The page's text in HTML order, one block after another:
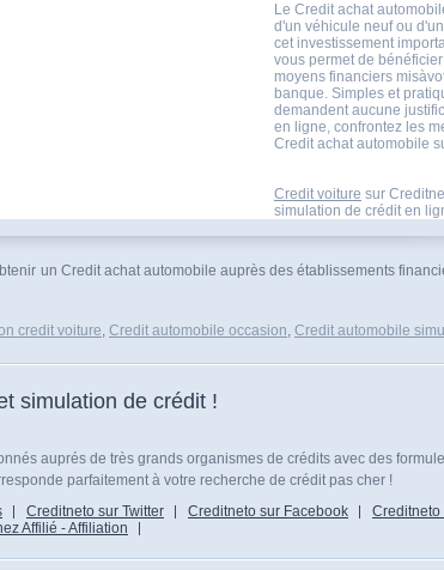
Le Credit achat
d'un véhicule neuf ou
cet investissement
vous permet de
moyens financiers
banque. Simples et
demandent aucune
en ligne, confrontez les
Credit achat automobile
Credit voiture sur
simulation de crédit en
un Credit achat automobile auprès des établissements
credit voiture, Credit automobile occasion, Credit automobile
simulation de crédit !
auprés de très grands organismes de crédits avec des
parfaitement à votre recherche de crédit pas cher !
Creditneto sur Twitter Creditneto sur Facebook
Creditneto
Affilié - Affiliation